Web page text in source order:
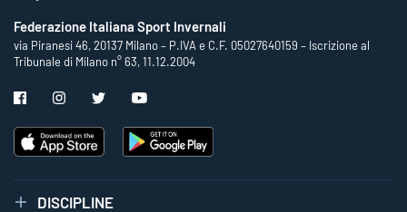
Federazione Italiana Sport Invernali
via Piranesi 46, 20137 Milano – P.IVA e C.F. 05027640159 – Iscrizione al
Tribunale di Milano n° 63, 11.12.2004
DISCIPLINE